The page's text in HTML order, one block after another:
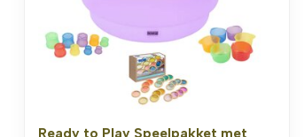
Ready to Play Speelpakket met